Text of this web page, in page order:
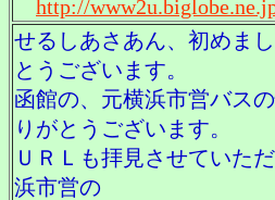
http://
せるしあさあん、初めま
とうございます。
函館の、元横浜市営バス
りがとうございます。
ＵＲＬも拝見させていた
浜市営の